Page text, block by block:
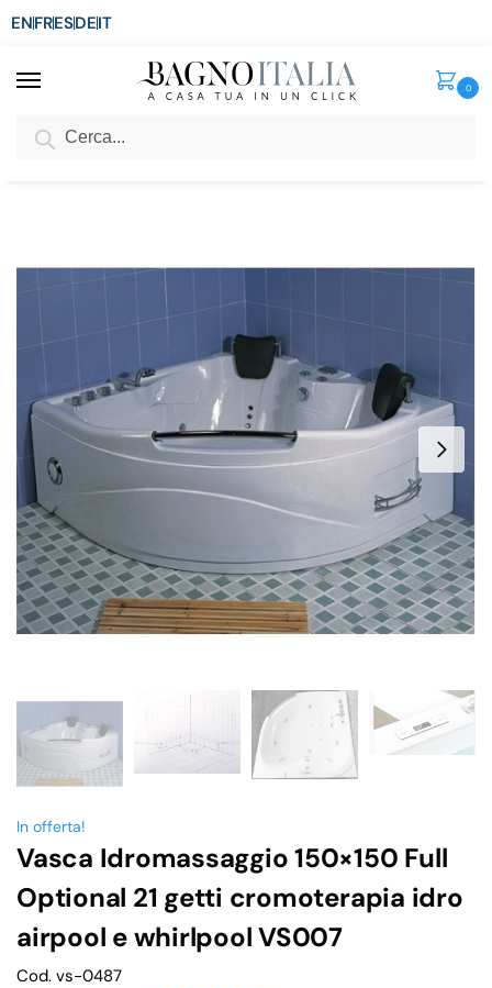
ENFRESDEIT
0
SCONTO del 3%
In offerta!
Vasca Idromassaggio 150×150 Full
Optional 21 getti cromoterapia idro
airpool e whirlpool VS007
Cod. vs-0487